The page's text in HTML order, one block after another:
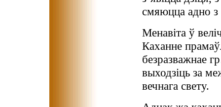
смяюцца адно з
Менавіта ў
Каханне
безразважнае
выходзіць за
вечнага свету.